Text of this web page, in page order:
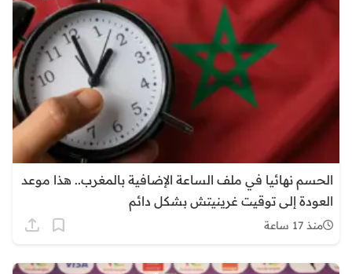
الحسم نهائيا في ملف الساعة الإضافية بالمغرب.. هذا موعد
العودة إلى توقيت غرينيتش بشكل دائم
منذ 17 ساعة